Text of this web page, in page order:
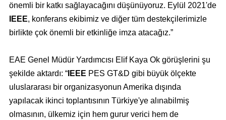
önemli bir katkı sağlayacağını düşünüyoruz. Eylül 2021'de
IEEE, konferans ekibimiz ve diğer tüm destekçilerimizle
birlikte çok önemli bir etkinliğe imza atacağız.”
EAE Genel Müdür Yardımcısı Elif Kaya Ok görüşlerini şu
şekilde aktardı: “IEEE PES GT&D gibi büyük ölçekte
uluslararası bir organizasyonun Amerika dışında
yapılacak ikinci toplantısının Türkiye'ye alınabilmiş
olmasının, ülkemiz için hem gurur verici hem de